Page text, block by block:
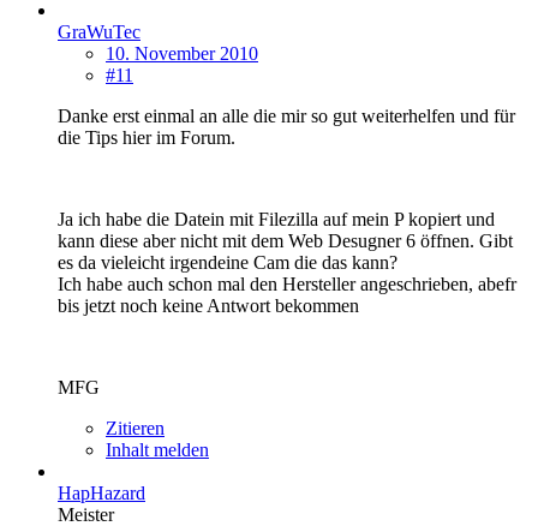
GraWuTec
10. November 2010
#11
Danke erst einmal an alle die mir so gut weiterhelfen und für
die Tips hier im Forum.
Ja ich habe die Datein mit Filezilla auf mein P kopiert und
kann diese aber nicht mit dem Web Desugner 6 öffnen. Gibt
es da vieleicht irgendeine Cam die das kann?
Ich habe auch schon mal den Hersteller angeschrieben, abefr
bis jetzt noch keine Antwort bekommen
MFG
Zitieren
Inhalt melden
HapHazard
Meister